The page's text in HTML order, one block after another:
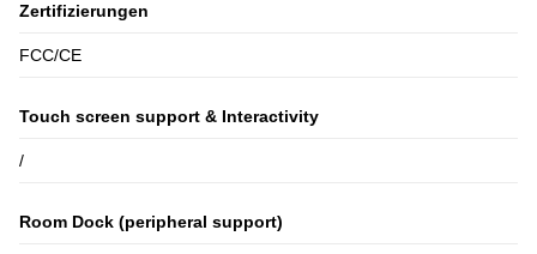
Zertifizierungen
FCC/CE
Touch screen support & Interactivity
/
Room Dock (peripheral support)